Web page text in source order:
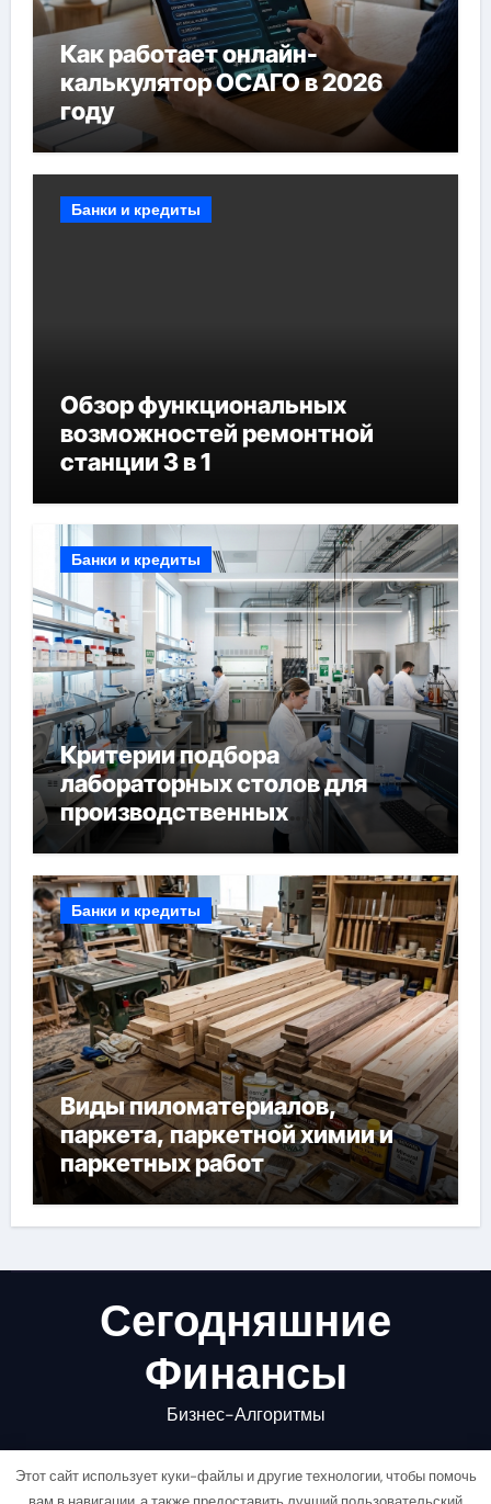
Как работает онлайн-
калькулятор ОСАГО в 2026
году
Банки и кредиты
Обзор функциональных
возможностей ремонтной
станции 3 в 1
Банки и кредиты
Критерии подбора
лабораторных столов для
производственных
лабораторий
Банки и кредиты
Виды пиломатериалов,
паркета, паркетной химии и
паркетных работ
Сегодняшние
Финансы
Бизнес-Алгоритмы
Этот сайт использует куки-файлы и другие технологии, чтобы помочь